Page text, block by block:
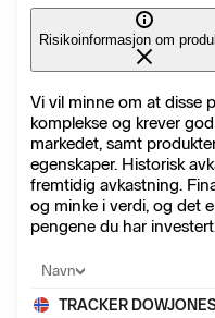
Risikoinformasjon om
Vi vil minne om at disse
komplekse og krever
markedet, samt
egenskaper. Historisk
fremtidig avkastning.
og minke i verdi, og det
pengene du har
Navn
TRACKER